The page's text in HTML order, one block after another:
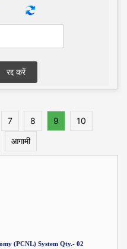
7 8 9
10
आगामी
(PCNL) System Qty.- 02